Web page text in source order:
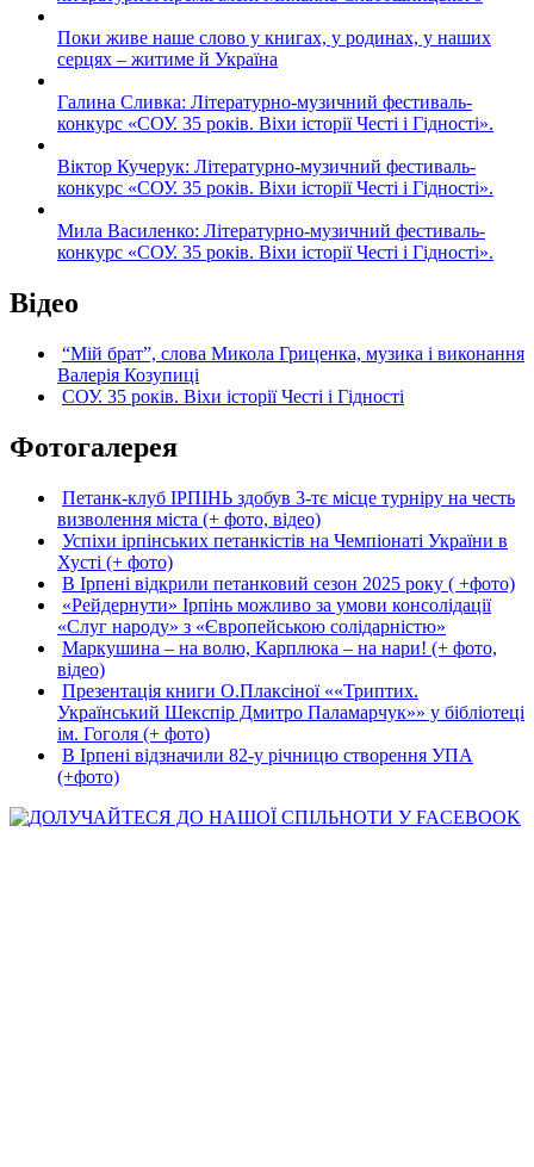
Поки живе наше слово у книгах, у родинах, у наших
серцях – житиме й Україна
Галина Сливка: Літературно-музичний фестиваль-
конкурс «СОУ. 35 років. Віхи історії Честі і Гідності».
Віктор Кучерук: Літературно-музичний фестиваль-
конкурс «СОУ. 35 років. Віхи історії Честі і Гідності».
Мила Василенко: Літературно-музичний фестиваль-
конкурс «СОУ. 35 років. Віхи історії Честі і Гідності».
Відео
“Мій брат”, слова Микола Гриценка, музика і виконання
Валерія Козупиці
СОУ. 35 років. Віхи історії Честі і Гідності
Фотогалерея
Петанк-клуб ІРПІНЬ здобув 3-тє місце турніру на честь
визволення міста (+ фото, відео)
Успіхи ірпінських петанкістів на Чемпіонаті України в
Хусті (+ фото)
В Ірпені відкрили петанковий сезон 2025 року ( +фото)
«Рейдернути» Ірпінь можливо за умови консолідації
«Слуг народу» з «Європейською солідарністю»
Маркушина – на волю, Карплюка – на нари! (+ фото,
відео)
Презентація книги О.Плаксіної ««Триптих.
Український Шекспір Дмитро Паламарчук»» у бібліотеці
ім. Гоголя (+ фото)
В Ірпені відзначили 82-у річницю створення УПА
(+фото)